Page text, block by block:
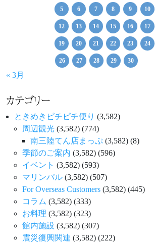
5 6 7 8 9 10
12 13 14 15 16 17
19 20 21 22 23 24
26 27 28 29 30
« 3月
カテゴリー
ときめきピチピチ便り (3,582)
周辺観光 (3,582) (774)
南三陸てん店まっぷ (3,582) (8)
季節のご案内 (3,582) (596)
イベント (3,582) (593)
マリンパル (3,582) (507)
For Overseas Customers (3,582) (445)
コラム (3,582) (333)
お料理 (3,582) (323)
館内施設 (3,582) (307)
震災復興関連 (3,582) (222)